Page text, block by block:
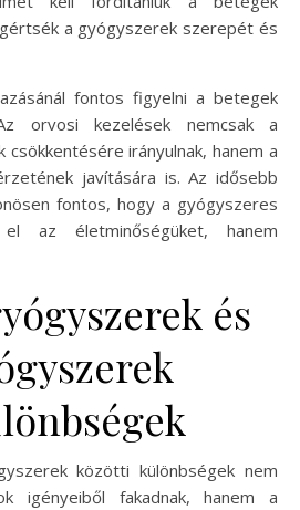
a gyógyszerek szerepét és
fontos figyelni a betegek
orvosi kezelések nemcsak a
irányulnak, hanem a
javítására is. Az idősebb
fontos, hogy a gyógyszeres
az életminőségüket, hanem
és
közötti különbségek nem
igényeiből fakadnak, hanem a